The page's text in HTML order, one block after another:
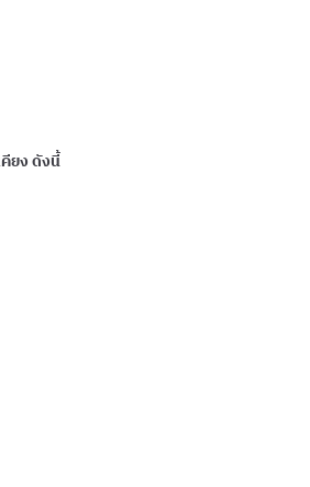
ยง ดังนี้